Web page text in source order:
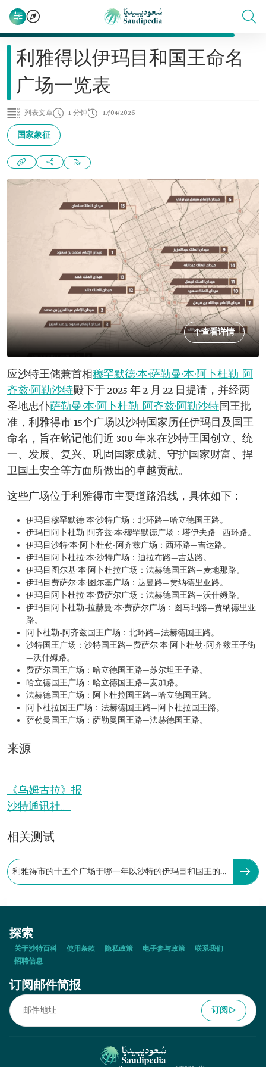
利雅得以伊玛目和国王命名
广场一览表
列表文章 1 分钟 17/04/2026
国家象征
查看详情
应沙特王储兼首相穆罕默德·本·萨勒曼·本·阿卜杜勒-阿
齐兹·阿勒沙特殿下于 2025 年 2 月 22 日提请，并经两
圣地忠仆萨勒曼·本·阿卜杜勒-阿齐兹·阿勒沙特国王批
准，利雅得市 15个广场以沙特国家历任伊玛目及国王
命名，旨在铭记他们近 300 年来在沙特王国创立、统
一、发展、复兴、巩固国家成就、守护国家财富、捍
卫国土安全等方面所做出的卓越贡献。
这些广场位于利雅得市主要道路沿线，具体如下：
伊玛目穆罕默德·本·沙特广场：北环路—哈立德国王路。
伊玛目阿卜杜勒-阿齐兹·本·穆罕默德广场：塔伊夫路—西环路。
伊玛目沙特·本·阿卜杜勒-阿齐兹广场：西环路—吉达路。
伊玛目阿卜杜拉·本·沙特广场：迪拉布路—吉达路。
伊玛目图尔基·本·阿卜杜拉广场：法赫德国王路—麦地那路。
伊玛目费萨尔·本·图尔基广场：达曼路—贾纳德里亚路。
伊玛目阿卜杜拉·本·费萨尔广场：法赫德国王路—沃什姆路。
伊玛目阿卜杜勒-拉赫曼·本·费萨尔广场：图马玛路—贾纳德里亚
路。
阿卜杜勒-阿齐兹国王广场：北环路—法赫德国王路。
沙特国王广场：沙特国王路—费萨尔·本·阿卜杜勒-阿齐兹王子街
—沃什姆路。
费萨尔国王广场：哈立德国王路—苏尔坦王子路。
哈立德国王广场：哈立德国王路—麦加路。
法赫德国王广场：阿卜杜拉国王路—哈立德国王路。
阿卜杜拉国王广场：法赫德国王路—阿卜杜拉国王路。
萨勒曼国王广场：萨勒曼国王路—法赫德国王路。
来源
《乌姆古拉》报
沙特通讯社。
相关测试
利雅得市的十五个广场于哪一年以沙特的伊玛目和国王的
探索
关于沙特百科 使用条款 隐私政策 电子参与政策
联系我们
招聘信息
订阅邮件简报
订阅